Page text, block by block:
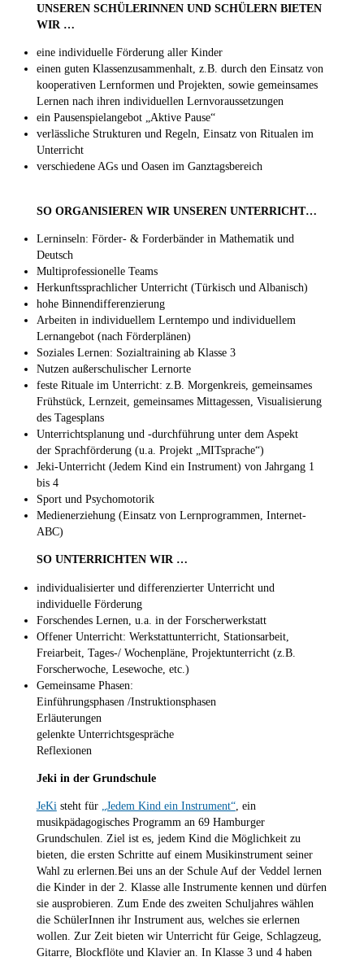
UNSEREN SCHÜLERINNEN UND SCHÜLERN BIETEN
WIR …
eine individuelle Förderung aller Kinder
einen guten Klassenzusammenhalt, z.B. durch den Einsatz von
kooperativen Lernformen und Projekten, sowie gemeinsames
Lernen nach ihren individuellen Lernvoraussetzungen
ein Pausenspielangebot „Aktive Pause“
verlässliche Strukturen und Regeln, Einsatz von Ritualen im
Unterricht
verschiedene AGs und Oasen im Ganztagsbereich
SO ORGANISIEREN WIR UNSEREN UNTERRICHT…
Lerninseln: Förder- & Forderbänder in Mathematik und
Deutsch
Multiprofessionelle Teams
Herkunftssprachlicher Unterricht (Türkisch und Albanisch)
hohe Binnendifferenzierung
Arbeiten in individuellem Lerntempo und individuellem
Lernangebot (nach Förderplänen)
Soziales Lernen: Sozialtraining ab Klasse 3
Nutzen außerschulischer Lernorte
feste Rituale im Unterricht: z.B. Morgenkreis, gemeinsames
Frühstück, Lernzeit, gemeinsames Mittagessen, Visualisierung
des Tagesplans
Unterrichtsplanung und -durchführung unter dem Aspekt
der Sprachförderung (u.a. Projekt „MITsprache“)
Jeki-Unterricht (Jedem Kind ein Instrument) von Jahrgang 1
bis 4
Sport und Psychomotorik
Medienerziehung (Einsatz von Lernprogrammen, Internet-
ABC)
SO UNTERRICHTEN WIR …
individualisierter und differenzierter Unterricht und
individuelle Förderung
Forschendes Lernen, u.a. in der Forscherwerkstatt
Offener Unterricht: Werkstattunterricht, Stationsarbeit,
Freiarbeit, Tages-/ Wochenpläne, Projektunterricht (z.B.
Forscherwoche, Lesewoche, etc.)
Gemeinsame Phasen:
Einführungsphasen /Instruktionsphasen
Erläuterungen
gelenkte Unterrichtsgespräche
Reflexionen
Jeki in der Grundschule
JeKisteht für „Jedem Kind ein Instrument“, ein
musikpädagogisches Programm an 69 Hamburger
Grundschulen. Ziel ist es, jedem Kind die Möglichkeit zu
bieten, die ersten Schritte auf einem Musikinstrument seiner
Wahl zu erlernen.Bei uns an der Schule Auf der Veddel lernen
die Kinder in der 2. Klasse alle Instrumente kennen und dürfen
sie ausprobieren. Zum Ende des zweiten Schuljahres wählen
die SchülerInnen ihr Instrument aus, welches sie erlernen
wollen. Zur Zeit bieten wir Unterricht für Geige, Schlagzeug,
Gitarre, Blockflöte und Klavier an. In Klasse 3 und 4 haben